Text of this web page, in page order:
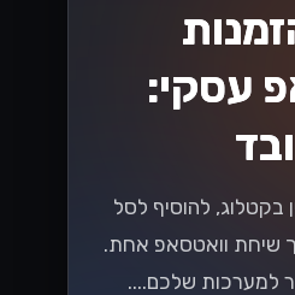
עסקי:
בקטלוג, להוסיף לסל
שיחת וואטסאפ אחת.
למערכות שלכם....